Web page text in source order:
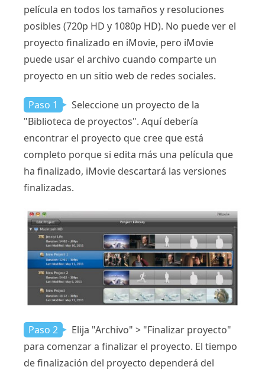
película en todos los tamaños y resoluciones
posibles (720p HD y 1080p HD). No puede ver el
proyecto finalizado en iMovie, pero iMovie
puede usar el archivo cuando comparte un
proyecto en un sitio web de redes sociales.
Paso 1
Seleccione un proyecto de la
"Biblioteca de proyectos". Aquí debería
encontrar el proyecto que cree que está
completo porque si edita más una película que
ha finalizado, iMovie descartará las versiones
finalizadas.
Paso 2
Elija "Archivo" > "Finalizar proyecto"
para comenzar a finalizar el proyecto. El tiempo
de finalización del proyecto dependerá del